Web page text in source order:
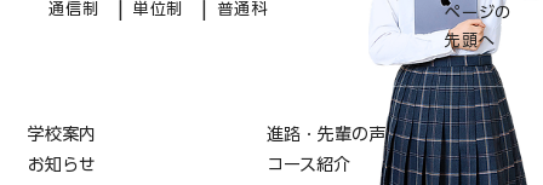
通信制 単位制 普通科
ページの
先頭へ
学校案内
進路・先輩の声
お知らせ
コース紹介